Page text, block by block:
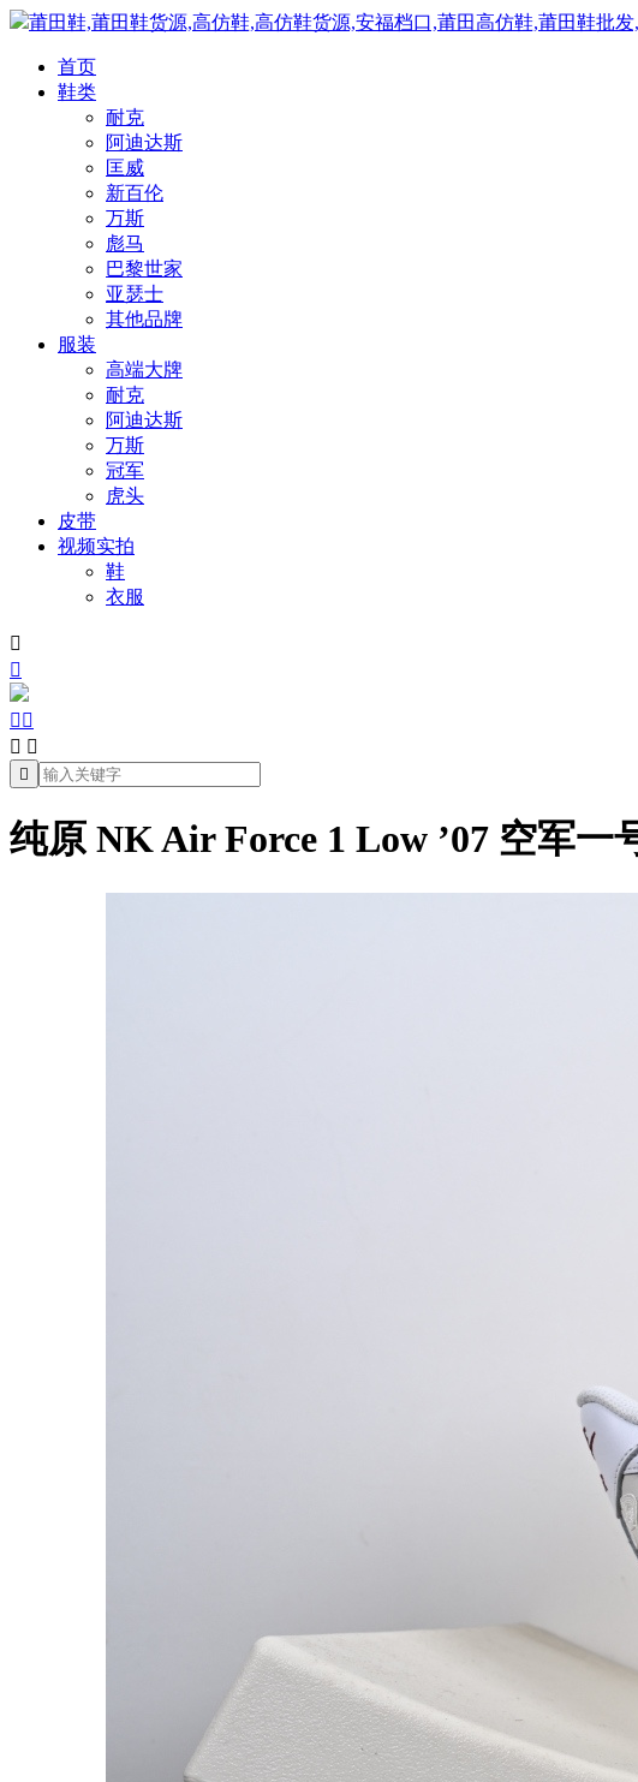
莆田鞋,莆田鞋货源,高仿鞋,高仿鞋货源,安福档口,莆田高仿鞋,莆田鞋批
首页
鞋类
耐克
阿迪达斯
匡威
新百伦
万斯
彪马
巴黎世家
亚瑟士
其他品牌
服装
高端大牌
耐克
阿迪达斯
万斯
冠军
虎头
皮带
视频实拍
鞋
衣服


 
 

纯原 NK Air Force 1 Low ’07 空军一